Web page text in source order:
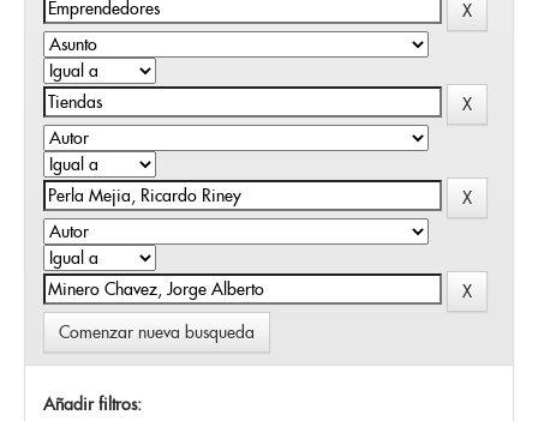
Comenzar nueva busqueda
Añadir filtros: